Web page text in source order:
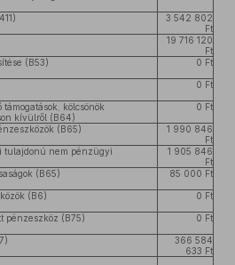
3 542 802
Ft
19 716 120
Ft
(B53) 0 Ft
0 Ft
kölcsönök
kívülről (B64)
0 Ft
(B65)
1 990 846
Ft
tulajdonú nem pénzügyi
1 905 846
Ft
(B65) 85 000 Ft
(B6) 0 Ft
pénzeszköz (B75) 0 Ft
366 584
633 Ft